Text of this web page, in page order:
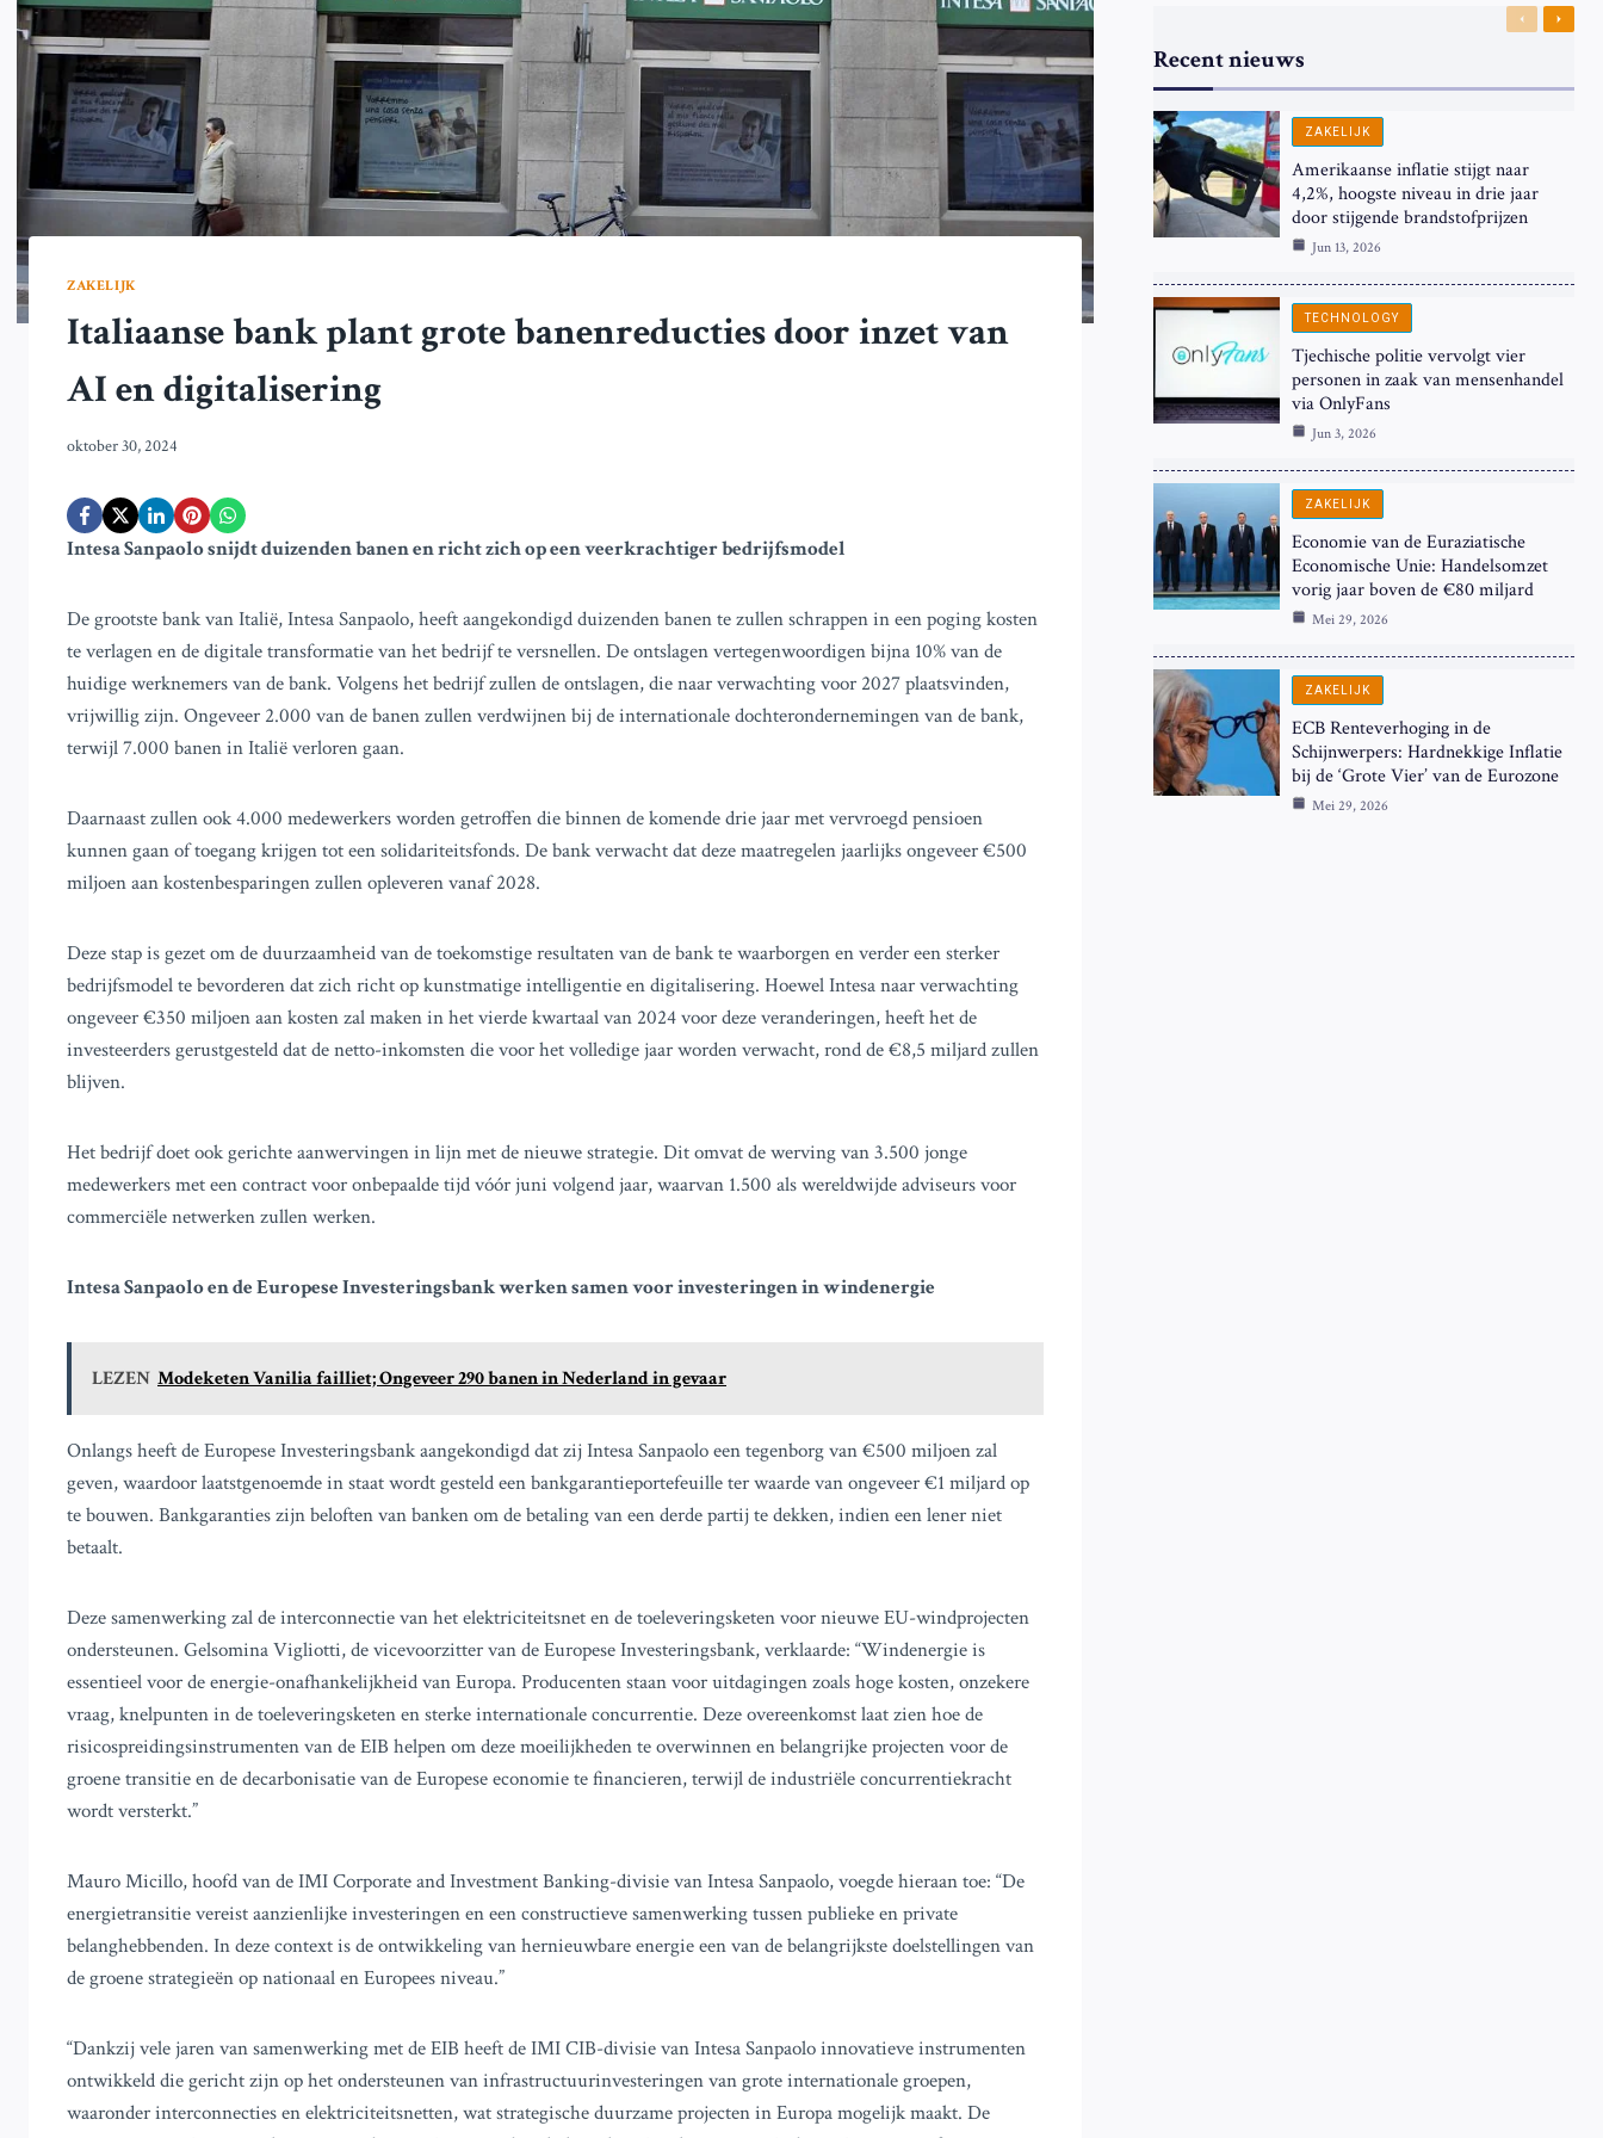
ZAKELIJK
Italiaanse bank plant grote banenreducties door inzet van
AI en digitalisering
oktober 30, 2024
Intesa Sanpaolo snijdt duizenden banen en richt zich op een veerkrachtiger bedrijfsmodel
De grootste bank van Italië, Intesa Sanpaolo, heeft aangekondigd duizenden banen te zullen schrappen in een poging kosten
te verlagen en de digitale transformatie van het bedrijf te versnellen. De ontslagen vertegenwoordigen bijna 10% van de
huidige werknemers van de bank. Volgens het bedrijf zullen de ontslagen, die naar verwachting voor 2027 plaatsvinden,
vrijwillig zijn. Ongeveer 2.000 van de banen zullen verdwijnen bij de internationale dochterondernemingen van de bank,
terwijl 7.000 banen in Italië verloren gaan.
Daarnaast zullen ook 4.000 medewerkers worden getroffen die binnen de komende drie jaar met vervroegd pensioen
kunnen gaan of toegang krijgen tot een solidariteitsfonds. De bank verwacht dat deze maatregelen jaarlijks ongeveer €500
miljoen aan kostenbesparingen zullen opleveren vanaf 2028.
Deze stap is gezet om de duurzaamheid van de toekomstige resultaten van de bank te waarborgen en verder een sterker
bedrijfsmodel te bevorderen dat zich richt op kunstmatige intelligentie en digitalisering. Hoewel Intesa naar verwachting
ongeveer €350 miljoen aan kosten zal maken in het vierde kwartaal van 2024 voor deze veranderingen, heeft het de
investeerders gerustgesteld dat de netto-inkomsten die voor het volledige jaar worden verwacht, rond de €8,5 miljard zullen
blijven.
Het bedrijf doet ook gerichte aanwervingen in lijn met de nieuwe strategie. Dit omvat de werving van 3.500 jonge
medewerkers met een contract voor onbepaalde tijd vóór juni volgend jaar, waarvan 1.500 als wereldwijde adviseurs voor
commerciële netwerken zullen werken.
Intesa Sanpaolo en de Europese Investeringsbank werken samen voor investeringen in windenergie
LEZEN Modeketen Vanilia failliet; Ongeveer 290 banen in Nederland in gevaar
Onlangs heeft de Europese Investeringsbank aangekondigd dat zij Intesa Sanpaolo een tegenborg van €500 miljoen zal
geven, waardoor laatstgenoemde in staat wordt gesteld een bankgarantieportefeuille ter waarde van ongeveer €1 miljard op
te bouwen. Bankgaranties zijn beloften van banken om de betaling van een derde partij te dekken, indien een lener niet
betaalt.
Deze samenwerking zal de interconnectie van het elektriciteitsnet en de toeleveringsketen voor nieuwe EU-windprojecten
ondersteunen. Gelsomina Vigliotti, de vicevoorzitter van de Europese Investeringsbank, verklaarde: “Windenergie is
essentieel voor de energie-onafhankelijkheid van Europa. Producenten staan voor uitdagingen zoals hoge kosten, onzekere
vraag, knelpunten in de toeleveringsketen en sterke internationale concurrentie. Deze overeenkomst laat zien hoe de
risicospreidingsinstrumenten van de EIB helpen om deze moeilijkheden te overwinnen en belangrijke projecten voor de
groene transitie en de decarbonisatie van de Europese economie te financieren, terwijl de industriële concurrentiekracht
wordt versterkt.”
Mauro Micillo, hoofd van de IMI Corporate and Investment Banking-divisie van Intesa Sanpaolo, voegde hieraan toe: “De
energietransitie vereist aanzienlijke investeringen en een constructieve samenwerking tussen publieke en private
belanghebbenden. In deze context is de ontwikkeling van hernieuwbare energie een van de belangrijkste doelstellingen van
de groene strategieën op nationaal en Europees niveau.”
“Dankzij vele jaren van samenwerking met de EIB heeft de IMI CIB-divisie van Intesa Sanpaolo innovatieve instrumenten
ontwikkeld die gericht zijn op het ondersteunen van infrastructuurinvesteringen van grote internationale groepen,
waaronder interconnecties en elektriciteitsnetten, wat strategische duurzame projecten in Europa mogelijk maakt. De
Recent nieuws
Previous
Next
ZAKELIJK
Amerikaanse inflatie stijgt naar
4,2%, hoogste niveau in drie jaar
door stijgende brandstofprijzen
Jun 13, 2026
TECHNOLOGY
Tjechische politie vervolgt vier
personen in zaak van mensenhandel
via OnlyFans
Jun 3, 2026
ZAKELIJK
Economie van de Euraziatische
Economische Unie: Handelsomzet
vorig jaar boven de €80 miljard
Mei 29, 2026
ZAKELIJK
ECB Renteverhoging in de
Schijnwerpers: Hardnekkige Inflatie
bij de ‘Grote Vier’ van de Eurozone
Mei 29, 2026